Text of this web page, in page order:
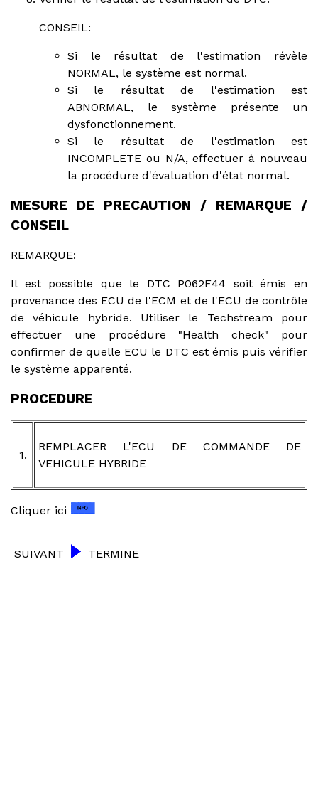
CONSEIL:
Si le résultat de l'estimation révèle
NORMAL, le système est normal.
Si le résultat de l'estimation est
ABNORMAL, le système présente un
dysfonctionnement.
Si le résultat de l'estimation est
INCOMPLETE ou N/A, effectuer à nouveau
la procédure d'évaluation d'état normal.
MESURE DE PRECAUTION / REMARQUE /
CONSEIL
REMARQUE:
Il est possible que le DTC P062F44 soit émis en
provenance des ECU de l'ECM et de l'ECU de contrôle
de véhicule hybride. Utiliser le Techstream pour
effectuer une procédure "Health check" pour
confirmer de quelle ECU le DTC est émis puis vérifier
le système apparenté.
PROCEDURE
1.
REMPLACER L'ECU DE COMMANDE DE
VEHICULE HYBRIDE
Cliquer ici
SUIVANT TERMINE